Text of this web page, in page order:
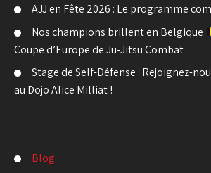
AJJ en Fête 2026 : Le programme
Nos champions brillent en Belgique
Coupe d’Europe de Ju-Jitsu Combat
Stage de Self-Défense : Rejoignez-
au Dojo Alice Milliat !
Blog